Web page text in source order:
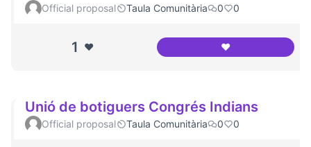
Official proposal Taula Comunitària 0 0
1 ❤️ ❤️Institut l'Alzina
Unió de botiguers Congrés Indians
Official proposal Taula Comunitària 0 0